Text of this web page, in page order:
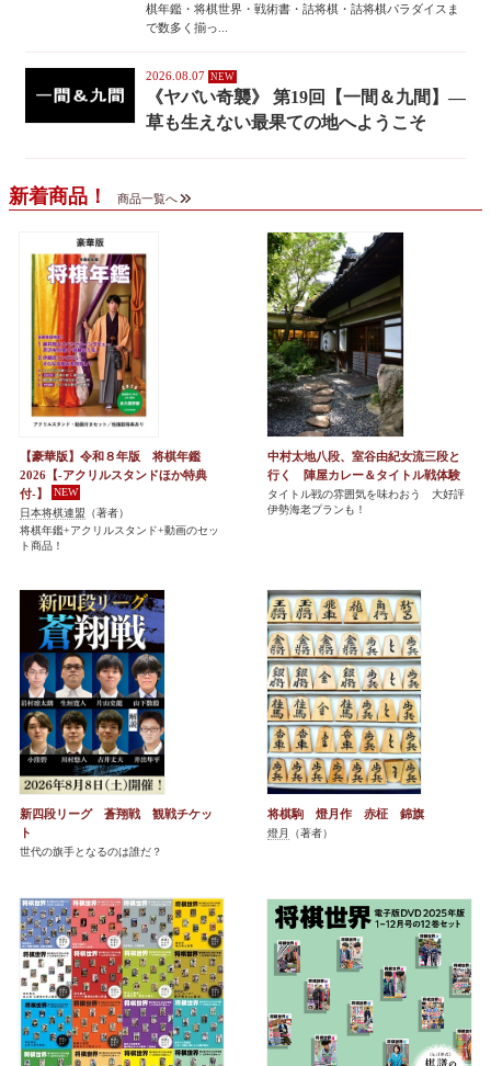
棋年鑑・将棋世界・戦術書・詰将棋・詰将棋パラダイスま
で数多く揃っ...
2026.08.07
《ヤバい奇襲》 第19回【一間＆九間】―
草も生えない最果ての地へようこそ
新着商品！ 商品一覧へ
【豪華版】令和８年版 将棋年鑑
2026【-アクリルスタンドほか特典
付-】
日本将棋連盟 （著者）
将棋年鑑+アクリルスタンド+動画のセッ
ト商品！
中村太地八段、室谷由紀女流三段と
行く 陣屋カレー＆タイトル戦体験
タイトル戦の雰囲気を味わおう 大好評
伊勢海老プランも！
新四段リーグ 蒼翔戦 観戦チケッ
ト
世代の旗手となるのは誰だ？
将棋駒 燈月作 赤柾 錦旗
燈月 （著者）